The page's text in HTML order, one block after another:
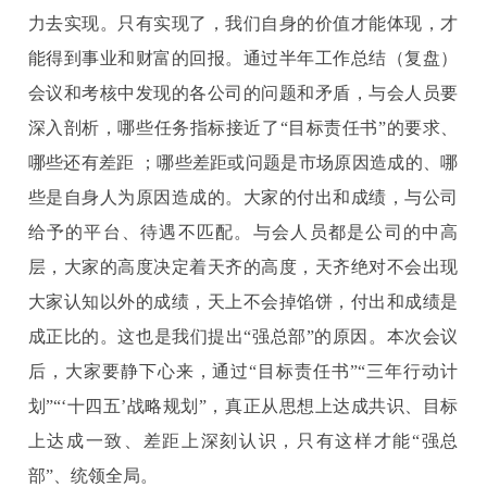
力去实现。只有实现了，我们自身的价值才能体现，才
能得到事业和财富的回报。通过半年工作总结（复盘）
会议和考核中发现的各公司的问题和矛盾，与会人员要
深入剖析，哪些任务指标接近了“目标责任书”的要求、
哪些还有差距 ；哪些差距或问题是市场原因造成的、哪
些是自身人为原因造成的。大家的付出和成绩，与公司
给予的平台、待遇不匹配。与会人员都是公司的中高
层，大家的高度决定着天齐的高度，天齐绝对不会出现
大家认知以外的成绩，天上不会掉馅饼，付出和成绩是
成正比的。这也是我们提出“强总部”的原因。本次会议
后，大家要静下心来，通过“目标责任书”“三年行动计
划”“‘十四五’战略规划”，真正从思想上达成共识、目标
上达成一致、差距上深刻认识，只有这样才能“强总
部”、统领全局。